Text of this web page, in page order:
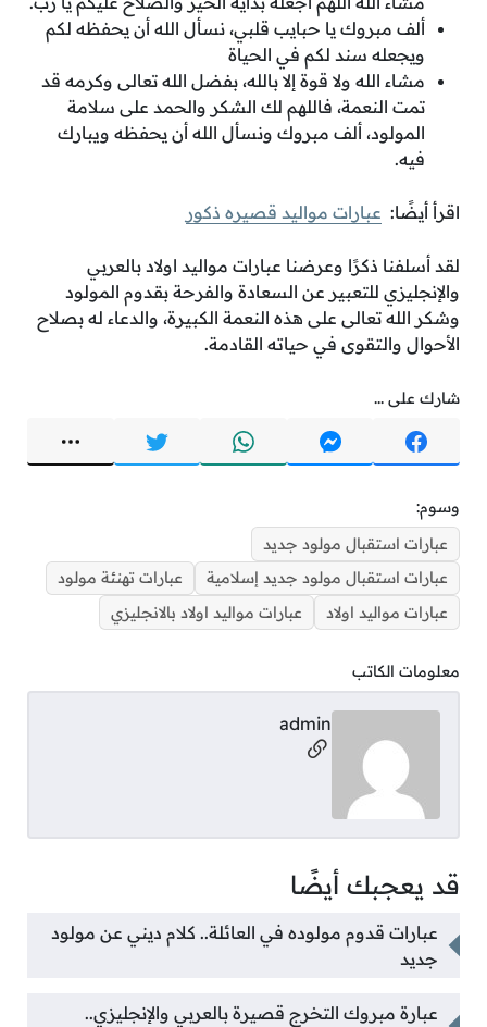
ألف مبروك يا حبايب قلبي، نسأل الله أن يحفظه لكم
ويجعله سند لكم في الحياة
مشاء الله ولا قوة إلا بالله، بفضل الله تعالى وكرمه قد
تمت النعمة، فاللهم لك الشكر والحمد على سلامة
المولود، ألف مبروك ونسأل الله أن يحفظه ويبارك
فيه.
اقرأ أيضًا: عبارات مواليد قصيره ذكور
لقد أسلفنا ذكرًا وعرضنا عبارات مواليد اولاد بالعربي
والإنجليزي للتعبير عن السعادة والفرحة بقدوم المولود
وشكر الله تعالى على هذه النعمة الكبيرة، والدعاء له بصلاح
الأحوال والتقوى في حياته القادمة.
شارك على ...
وسوم:
عبارات استقبال مولود جديد
عبارات استقبال مولود جديد إسلامية
عبارات تهنئة مولود
عبارات مواليد اولاد
عبارات مواليد اولاد بالانجليزي
معلومات الكاتب
admin
مواقع التواصل
قد يعجبك أيضًا
عبارات قدوم مولوده في العائلة.. كلام ديني عن مولود
جديد
عبارة مبروك التخرج قصيرة بالعربي والإنجليزي..